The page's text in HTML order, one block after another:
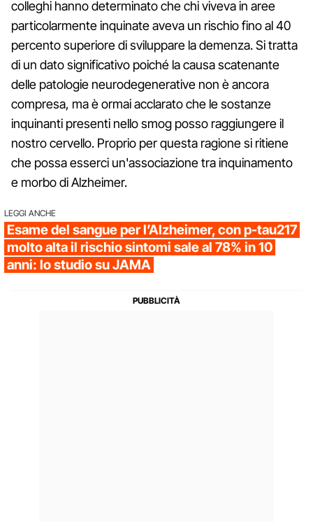
colleghi hanno determinato che chi viveva in aree
particolarmente inquinate aveva un rischio fino al 40
percento superiore di sviluppare la demenza. Si tratta
di un dato significativo poiché la causa scatenante
delle patologie neurodegenerative non è ancora
compresa, ma è ormai acclarato che le sostanze
inquinanti presenti nello smog posso raggiungere il
nostro cervello. Proprio per questa ragione si ritiene
che possa esserci un'associazione tra inquinamento
e morbo di Alzheimer.
LEGGI ANCHE
Esame del sangue per l’Alzheimer, con p-tau217
molto alta il rischio sintomi sale al 78% in 10
anni: lo studio su JAMA